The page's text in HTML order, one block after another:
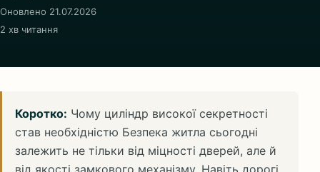
Оновлено 21.07.2026
2 хв читання
Коротко: Чому циліндр високої секретності
став необхідністю Безпека житла сьогодні
залежить не тільки від міцності дверей, але й
від якості замкового механізму. Навіть дорогі